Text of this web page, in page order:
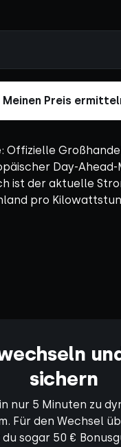
Meinen Preis
Offizielle
Day-
ist der aktuelle
pro
sichern
nur 5 Minuten zu
Für den Wechsel
du sogar 50 €